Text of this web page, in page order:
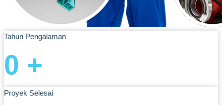
Tahun Pengalaman
0 +
Proyek Selesai